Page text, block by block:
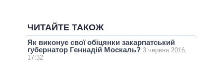
ЧИТАЙТЕ ТАКОЖ
Як виконує свої обіцянки закарпатський
губернатор Геннадій Москаль? 3 червня 2016,
17:32